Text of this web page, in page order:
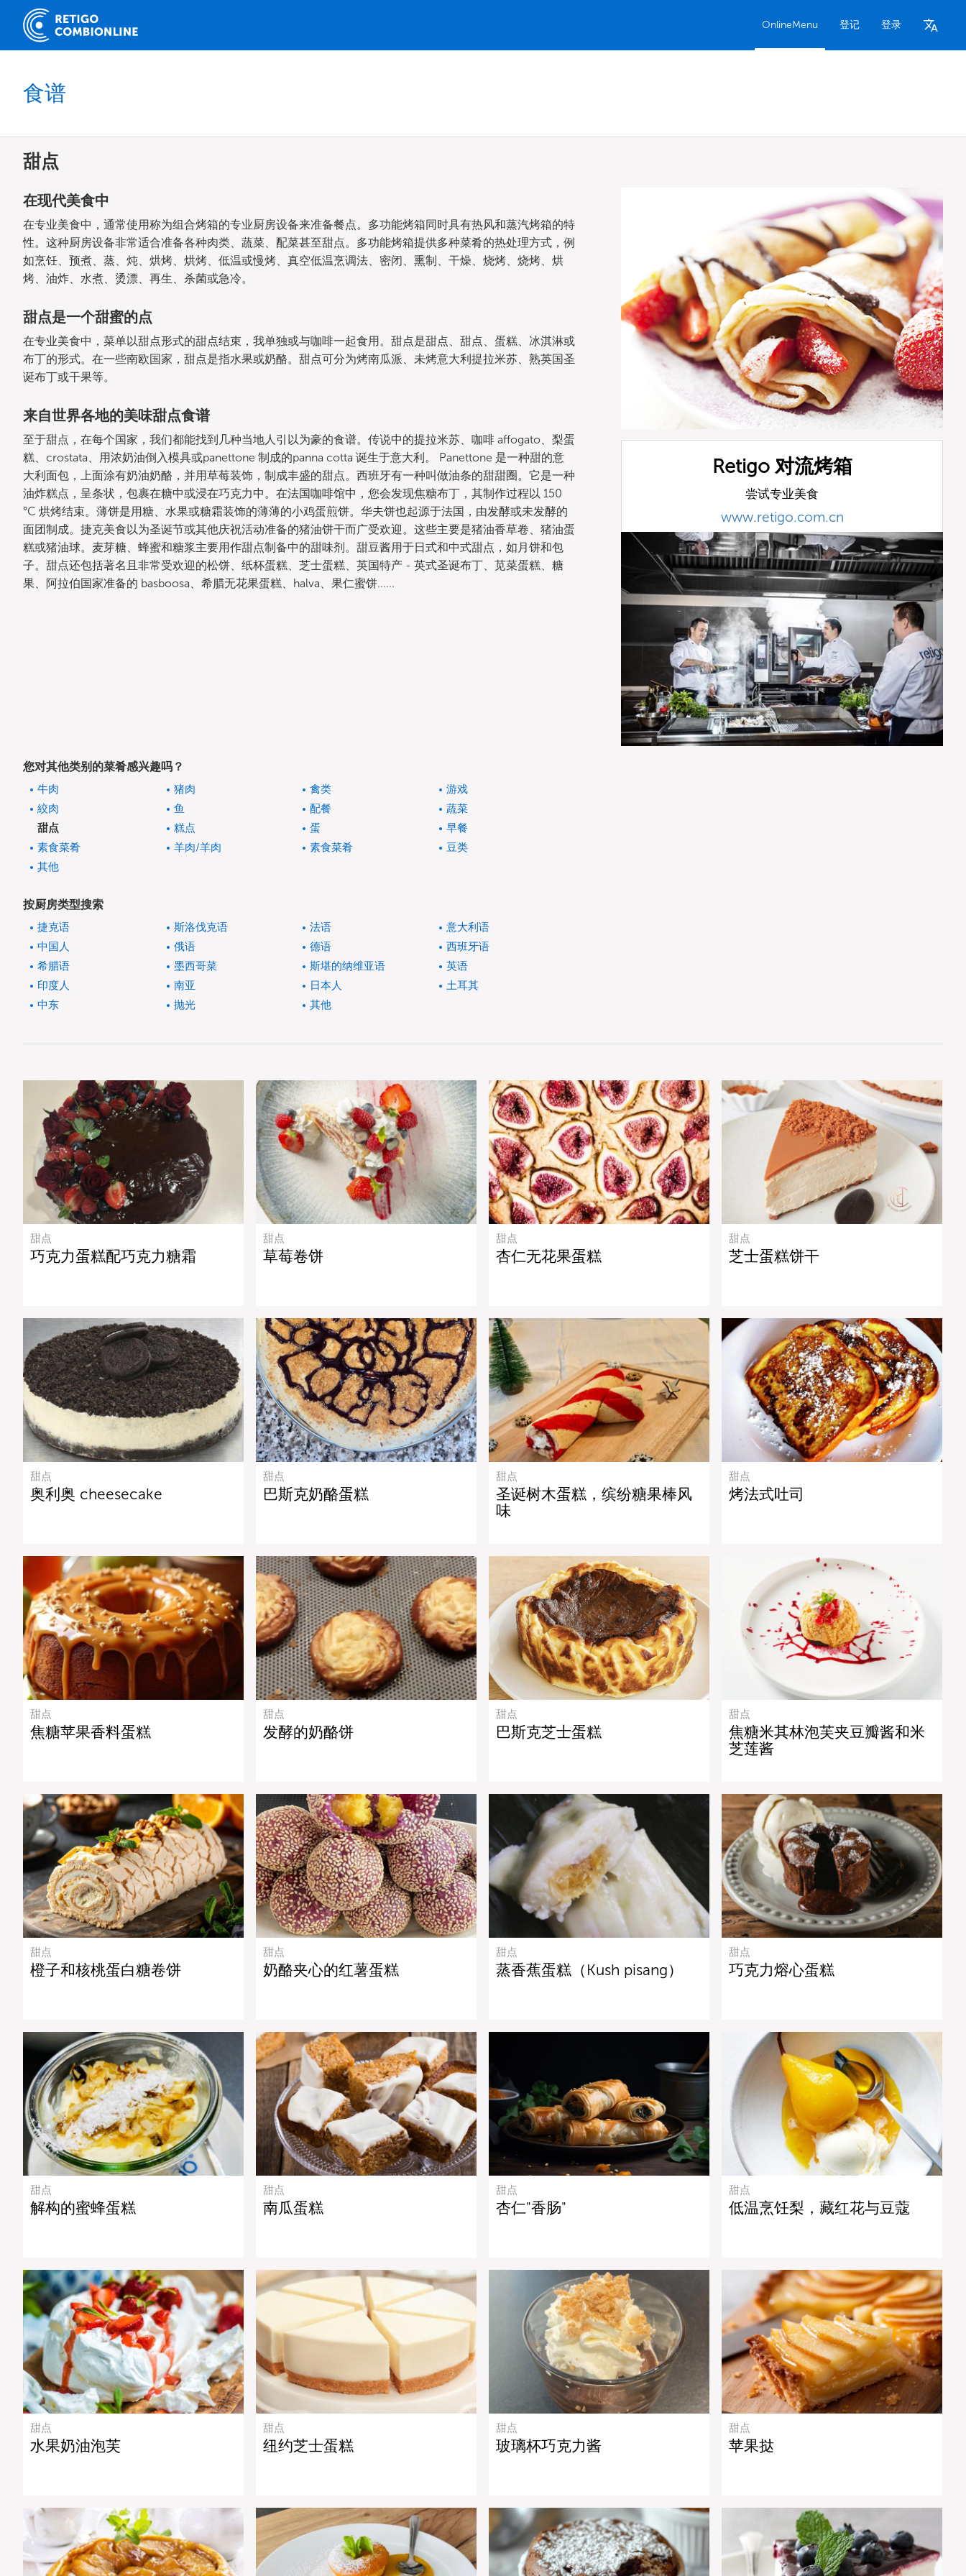
OnlineMenu 登记 登录
食谱
甜点
在现代美食中
在专业美食中，通常使用称为组合烤箱的专业厨房设备来准备餐点。多功能烤箱同时具有热风和蒸汽烤箱的特
性。这种厨房设备非常适合准备各种肉类、蔬菜、配菜甚至甜点。多功能烤箱提供多种菜肴的热处理方式，例
如烹饪、预煮、蒸、炖、烘烤、烘烤、低温或慢烤、真空低温烹调法、密闭、熏制、干燥、烧烤、烧烤、烘
烤、油炸、水煮、烫漂、再生、杀菌或急冷。
甜点是一个甜蜜的点
在专业美食中，菜单以甜点形式的甜点结束，我单独或与咖啡一起食用。甜点是甜点、甜点、蛋糕、冰淇淋或
布丁的形式。在一些南欧国家，甜点是指水果或奶酪。甜点可分为烤南瓜派、未烤意大利提拉米苏、熟英国圣
诞布丁或干果等。
来自世界各地的美味甜点食谱
至于甜点，在每个国家，我们都能找到几种当地人引以为豪的食谱。传说中的提拉米苏、咖啡 affogato、梨蛋
糕、crostata、用浓奶油倒入模具或panettone 制成的panna cotta 诞生于意大利。 Panettone 是一种甜的意
大利面包，上面涂有奶油奶酪，并用草莓装饰，制成丰盛的甜点。西班牙有一种叫做油条的甜甜圈。它是一种
油炸糕点，呈条状，包裹在糖中或浸在巧克力中。在法国咖啡馆中，您会发现焦糖布丁，其制作过程以 150
°C 烘烤结束。薄饼是用糖、水果或糖霜装饰的薄薄的小鸡蛋煎饼。华夫饼也起源于法国，由发酵或未发酵的
面团制成。捷克美食以为圣诞节或其他庆祝活动准备的猪油饼干而广受欢迎。这些主要是猪油香草卷、猪油蛋
糕或猪油球。麦芽糖、蜂蜜和糖浆主要用作甜点制备中的甜味剂。甜豆酱用于日式和中式甜点，如月饼和包
子。甜点还包括著名且非常受欢迎的松饼、纸杯蛋糕、芝士蛋糕、英国特产 - 英式圣诞布丁、苋菜蛋糕、糖
果、阿拉伯国家准备的 basboosa、希腊无花果蛋糕、halva、果仁蜜饼......
Retigo 对流烤箱
尝试专业美食
www.retigo.com.cn
您对其他类别的菜肴感兴趣吗？
牛肉 猪肉 禽类
游戏
絞肉
鱼 配餐
蔬菜
甜点
糕点 蛋
早餐
素食菜肴
羊肉/羊肉 素食菜肴
豆类
其他
按厨房类型搜索
捷克语 斯洛伐克语 法语
意大利语
中国人
俄语 德语
西班牙语
希腊语
墨西哥菜 斯堪的纳维亚语
英语
印度人
南亚 日本人
土耳其
中东
抛光 其他
甜点
巧克力蛋糕配巧克力糖霜
甜点
草莓卷饼
甜点
杏仁无花果蛋糕
甜点
芝士蛋糕饼干
甜点
奥利奥 cheesecake
甜点
巴斯克奶酪蛋糕
甜点
圣诞树木蛋糕，缤纷糖果棒风
味
甜点
烤法式吐司
甜点
焦糖苹果香料蛋糕
甜点
发酵的奶酪饼
甜点
巴斯克芝士蛋糕
甜点
焦糖米其林泡芙夹豆瓣酱和米
芝莲酱
甜点
橙子和核桃蛋白糖卷饼
甜点
奶酪夹心的红薯蛋糕
甜点
蒸香蕉蛋糕（Kush pisang）
甜点
巧克力熔心蛋糕
甜点
解构的蜜蜂蛋糕
甜点
南瓜蛋糕
甜点
杏仁"香肠"
甜点
低温烹饪梨，藏红花与豆蔻
甜点
水果奶油泡芙
甜点
纽约芝士蛋糕
甜点
玻璃杯巧克力酱
甜点
苹果挞